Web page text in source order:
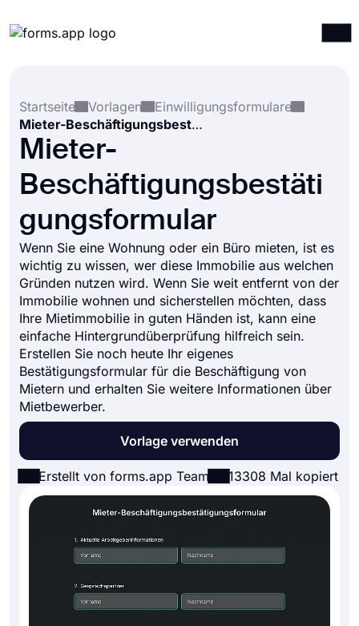
Integrationen
Vorlagen
Ressourcen
Startseite
Vorlagen
Einwilligungsformulare
Mieter-Beschäftigungsbestätigungsformular
Mieter-
Beschäftigungsbestäti
gungsformular
Wenn Sie eine Wohnung oder ein Büro mieten, ist es
wichtig zu wissen, wer diese Immobilie aus welchen
Gründen nutzen wird. Wenn Sie weit entfernt von der
Immobilie wohnen und sicherstellen möchten, dass
Ihre Mietimmobilie in guten Händen ist, kann eine
einfache Hintergrundüberprüfung hilfreich sein.
Erstellen Sie noch heute Ihr eigenes
Bestätigungsformular für die Beschäftigung von
Mietern und erhalten Sie weitere Informationen über
Mietbewerber.
Vorlage verwenden
Erstellt von forms.app Team 13308 Mal kopiert